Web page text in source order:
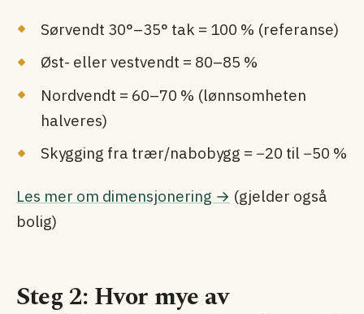
Sørvendt 30°–35° tak = 100 % (referanse)
Øst- eller vestvendt = 80–85 %
Nordvendt = 60–70 % (lønnsomheten
halveres)
Skygging fra trær/nabobygg = −20 til −50 %
Les mer om dimensjonering → (gjelder også
bolig)
Steg 2: Hvor mye av